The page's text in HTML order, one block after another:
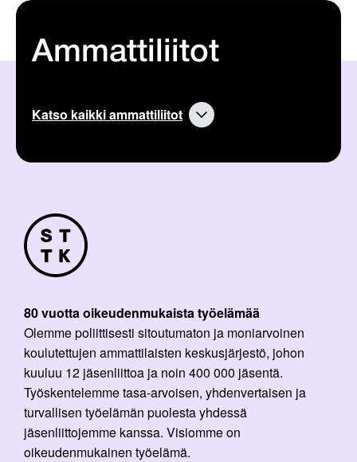
Ammattiliitot
Katso kaikki ammattiliitot
80 vuotta oikeudenmukaista työelämää
Olemme poliittisesti sitoutumaton ja moniarvoinen
koulutettujen ammattilaisten keskusjärjestö, johon
kuuluu 12 jäsenliittoa ja noin 400 000 jäsentä.
Työskentelemme tasa-arvoisen, yhdenvertaisen ja
turvallisen työelämän puolesta yhdessä
jäsenliittojemme kanssa. Visiomme on
oikeudenmukainen työelämä.